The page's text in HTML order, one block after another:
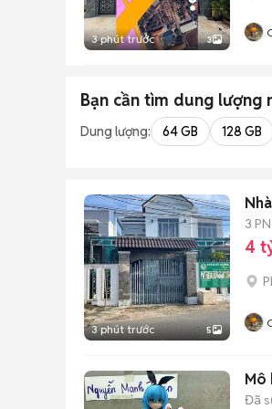
3 phút trước 3
Bạn cần tìm dung lượng
Dung lượng: 64 GB 128 GB
3 phút trước 5
3 PN
4
Mô
Đã